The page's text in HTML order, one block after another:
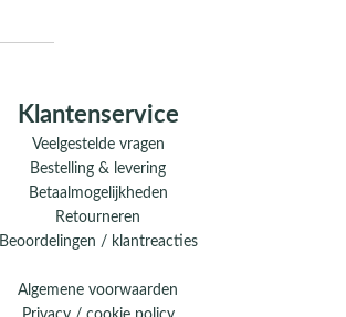
Klantenservice
Veelgestelde vragen
Bestelling & levering
Betaalmogelijkheden
Retourneren
Beoordelingen / klantreacties
Algemene voorwaarden